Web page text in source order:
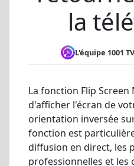
la
L'équipe 1001
La fonction Flip
d'afficher l'écran de
orientation inversée
fonction est
diffusion en direct, les
professionnelles et les